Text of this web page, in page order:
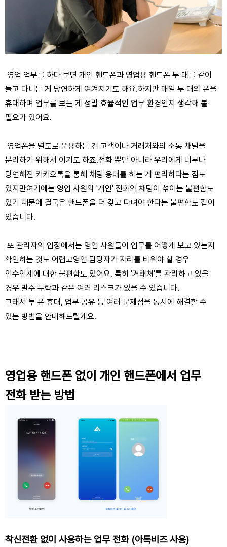
영업 업무를 하다 보면 개인 핸드폰과 영업용 핸드폰 두 대를 같이
들고 다니는 게 당연하게 여겨지기도 해요.하지만 매일 두 대의 폰을
휴대하며 업무를 보는 게 정말 효율적인 업무 환경인지 생각해 볼
필요가 있어요.
영업폰을 별도로 운용하는 건 고객이나 거래처와의 소통 채널을
분리하기 위해서 이기도 하죠.전화 뿐만 아니라 우리에게 너무나
당연해진 카카오톡을 통해 채팅 응대를 하는 게 편리하다는 점도
있지만여기에는 영업 사원의 '개인' 전화와 채팅이 섞이는 불편함도
있기 때문에 결국은 핸드폰을 더 갖고 다녀야 한다는 불편함도 같이
있습니다.
또 관리자의 입장에서는 영업 사원들이 업무를 어떻게 보고 있는지
확인하는 것도 어렵고영업 담당자가 자리를 비워야 할 경우
인수인계에 대한 불편함도 있어요. 특히 '거래처'를 관리하고 있을
경우 발주 누락과 같은 여러 리스크가 있을 수 있습니다.
그래서 투 폰 휴대, 업무 공유 등 여러 문제점을 동시에 해결할 수
있는 방법을 안내해드릴게요.
영업용 핸드폰 없이 개인 핸드폰에서 업무
전화 받는 방법
착신전환 없이 사용하는 업무 전화 (아톡비즈 사용)